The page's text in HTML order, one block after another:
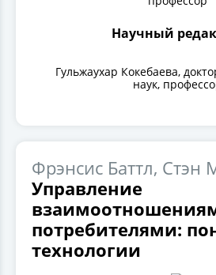
Научный
Гульжаухар Кокебаева,
наук,
Фрэнсис Баттл, Стэн
Управление
потребителями:
технологии